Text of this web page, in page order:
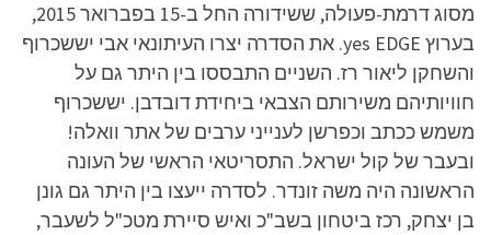
מסוג דרמת-פעולה, ששידורה החל ב-15 בפברואר 2015,
בערוץ yes EDGE. את הסדרה יצרו העיתונאי אבי יששכרוף
והשחקן ליאור רז. השניים התבססו בין היתר גם על
חוויותיהם משירותם הצבאי ביחידת דובדבן. יששכרוף
משמש ככתב וכפרשן לענייני ערבים של אתר וואלה!
ובעבר של קול ישראל. התסריטאי הראשי של העונה
הראשונה היה משה זונדר. לסדרה ייעצו בין היתר גם גונן
בן יצחק, רכז ביטחון בשב"כ ואיש סיירת מטכ"ל לשעבר,